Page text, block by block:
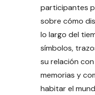
participantes
sobre cómo
lo largo del
símbolos,
su relación
memorias y
habitar el